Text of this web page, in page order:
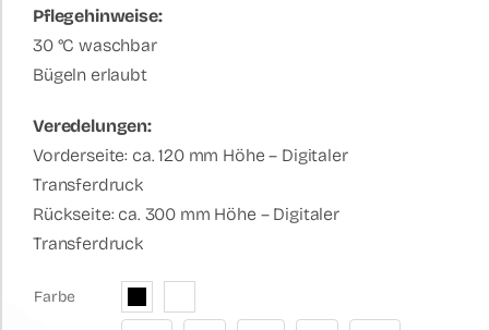
Pflegehinweise:
30 °C waschbar
Bügeln erlaubt
Veredelungen:
Vorderseite: ca. 120 mm Höhe – Digitaler
Transferdruck
Rückseite: ca. 300 mm Höhe – Digitaler
Transferdruck
Farbe